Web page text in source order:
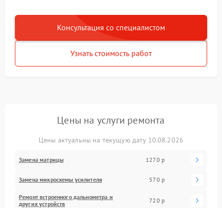
Консультация со специалистом
Узнать стоимость работ
Цены на услуги ремонта
Цены актуальны на текущую дату 10.08.2026
Замена матрицы 1270 р
Замена микросхемы усилителя 570 р
Ремонт встроенного дальнометра и
других устройств
720 р